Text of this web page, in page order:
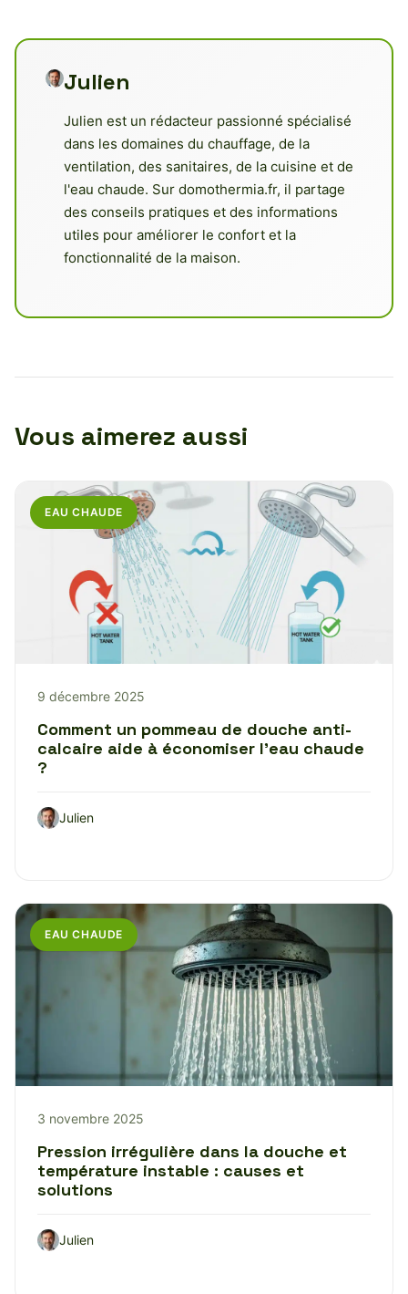
Julien
Julien est un rédacteur passionné spécialisé
dans les domaines du chauffage, de la
ventilation, des sanitaires, de la cuisine et de
l'eau chaude. Sur domothermia.fr, il partage
des conseils pratiques et des informations
utiles pour améliorer le confort et la
fonctionnalité de la maison.
Vous aimerez aussi
EAU CHAUDE
9 décembre 2025
Comment un pommeau de douche anti-
calcaire aide à économiser l’eau chaude
?
Julien
EAU CHAUDE
3 novembre 2025
Pression irrégulière dans la douche et
température instable : causes et
solutions
Julien